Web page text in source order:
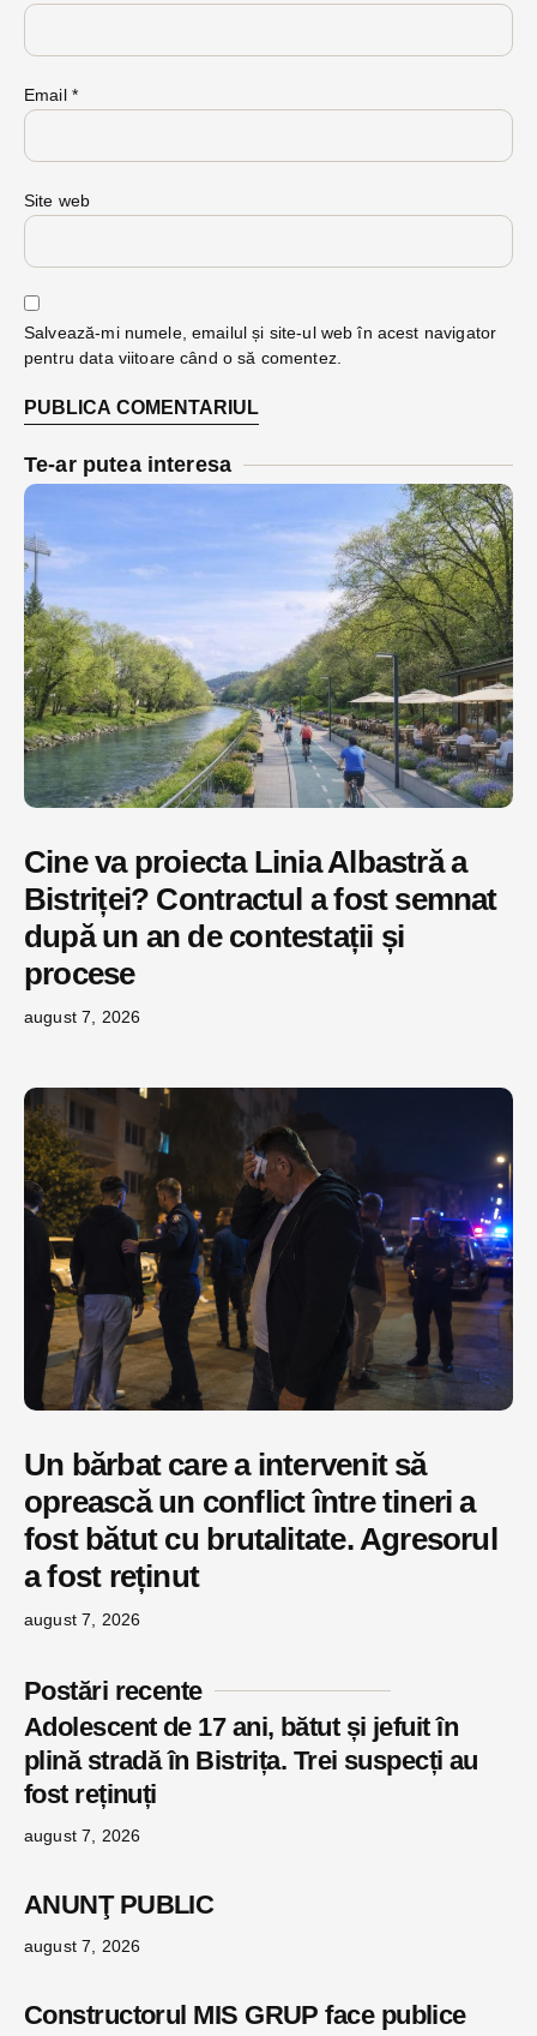
Email *
Site web
Salvează-mi numele, emailul și site-ul web în acest navigator
pentru data viitoare când o să comentez.
Te-ar putea interesa
Cine va proiecta Linia Albastră a
Bistriței? Contractul a fost semnat
după un an de contestații și
procese
august 7, 2026
Un bărbat care a intervenit să
oprească un conflict între tineri a
fost bătut cu brutalitate. Agresorul
a fost reținut
august 7, 2026
Postări recente
Adolescent de 17 ani, bătut și jefuit în
plină stradă în Bistrița. Trei suspecți au
fost reținuți
august 7, 2026
ANUNŢ PUBLIC
august 7, 2026
Constructorul MIS GRUP face publice